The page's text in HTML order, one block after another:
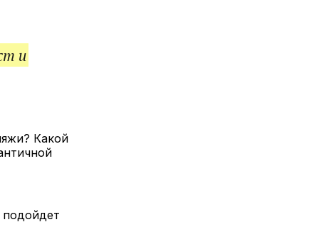
и
Какой